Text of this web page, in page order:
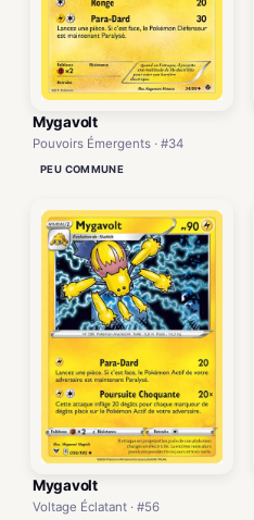
Mygavolt
Pouvoirs Émergents · #34
PEU COMMUNE
Mygavolt
Voltage Éclatant · #56